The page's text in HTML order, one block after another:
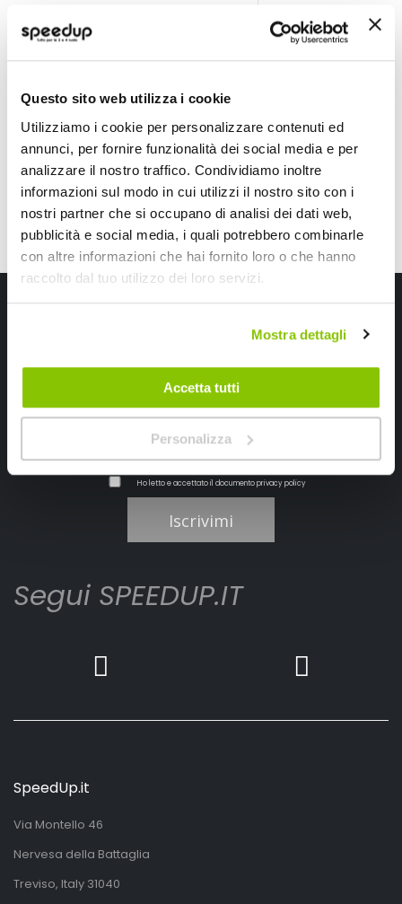
Questo sito web utilizza i cookie
Utilizziamo i cookie per personalizzare contenuti ed
annunci, per fornire funzionalità dei social media e per
analizzare il nostro traffico. Condividiamo inoltre
informazioni sul modo in cui utilizzi il nostro sito con i
nostri partner che si occupano di analisi dei dati web,
pubblicità e social media, i quali potrebbero combinarle
con altre informazioni che hai fornito loro o che hanno
raccolto dal tuo utilizzo dei loro servizi.
Mostra dettagli
Accetta tutti
Personalizza
Gomma Nero Universale lunghezza
6,45 €
CONSEGNA IN 48H
Protezioni porta
BBROS
Gomma Nero
CONSEGNA IN 48H
Iscriviti alla newsletter Speedup
Ricevi subito uno sconto del 10% per il tuo primo acquisto online!
Ho letto e accettato il documentoprivacy policy
Iscrivimi
Segui SPEEDUP.IT
SpeedUp.it
Via Montello 46
Nervesa della Battaglia
Treviso, Italy 31040